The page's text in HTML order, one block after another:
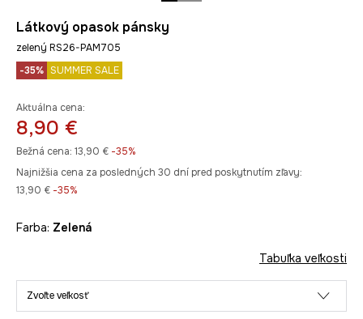
Látkový opasok pánsky
zelený RS26-PAM705
-35% SUMMER SALE
Aktuálna cena:
8,90 €
Bežná cena: 13,90 € -35%
Najnižšia cena za posledných 30 dní pred poskytnutím zľavy:
13,90 € -35%
Farba: zelená
Tabuľka veľkosti
Zvoľte veľkosť